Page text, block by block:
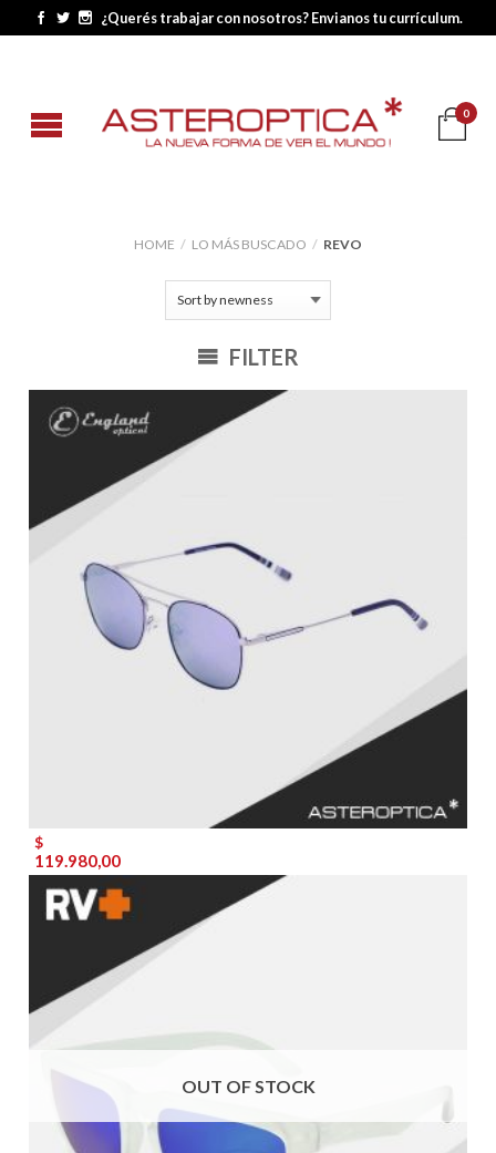
¿Querés trabajar con nosotros? Envianos tu currículum.
0
HOME / LO MÁS BUSCADO / REVO
FILTER
$
119.980,00
OUT OF STOCK